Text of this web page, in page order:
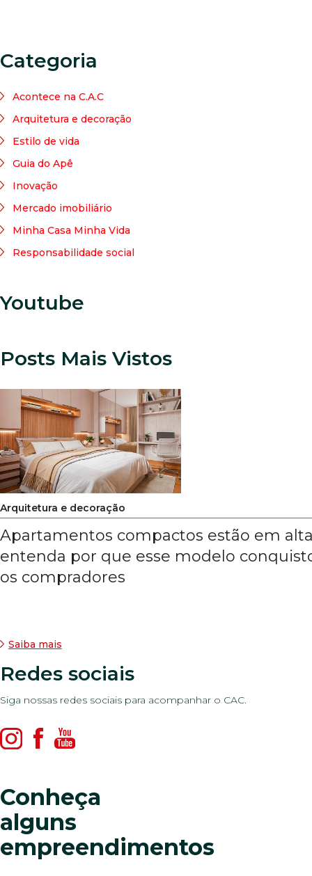
Categoria
Acontece na C.A.C
Arquitetura e decoração
Estilo de vida
Guia do Apê
Inovação
Mercado imobiliário
Minha Casa Minha Vida
Responsabilidade social
Youtube
Posts Mais Vistos
Arquitetura e decoração
Apartamentos compactos estão em
entenda por que esse modelo
os compradores
Saiba mais
Redes sociais
Siga nossas redes sociais para acompanhar o CAC.
Conheça
alguns
empreendimentos